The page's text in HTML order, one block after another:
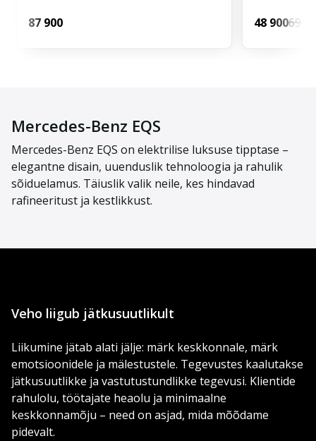
87 900 48 90069
Mercedes-Benz EQS
Mercedes-Benz EQS on elektrilise luksuse tipptase –
elegantne disain, uuenduslik tehnoloogia ja rahulik
sõiduelamus. Täiuslik valik neile, kes hindavad
rafineeritust ja kestlikkust.
Veho liigub jätkusuutlikult
Liikumine jätab alati jälje: märk keskkonnale, märk
emotsioonidele ja mälestustele. Tegevustes kaalutakse
jätkusuutlikke ja vastutustundlikke tegevusi. Klientide
rahulolu, töötajate heaolu ja minimaalne
keskkonnamõju – need on asjad, mida mõõdame
pidevalt.